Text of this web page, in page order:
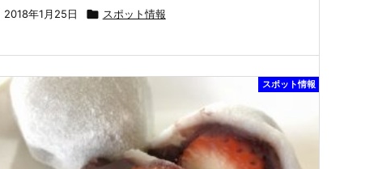
2018年1月25日  スポット情報
スポット情報